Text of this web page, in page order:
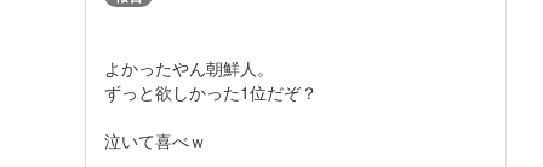
よかったやん朝鮮人。
ずっと欲しかった1位だぞ？
泣いて喜べｗ